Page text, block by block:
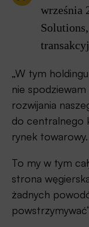
września
„W tym
nie
rozwijania
do centralnego
rynek towarowy.
To my w tym
strona
żadnych